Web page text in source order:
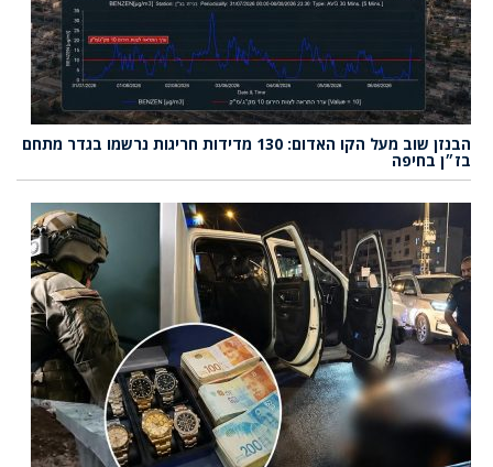
הבנזן שוב מעל הקו האדום: 130 מדידות חריגות נרשמו בגדר מתחם
בז״ן בחיפה